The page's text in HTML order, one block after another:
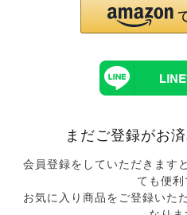
まだご登録がお
会員登録をしていただきます
ても便利
お気に入り商品をご登録いた